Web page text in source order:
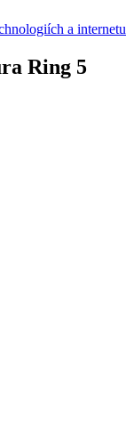
a internetu
Ring 5